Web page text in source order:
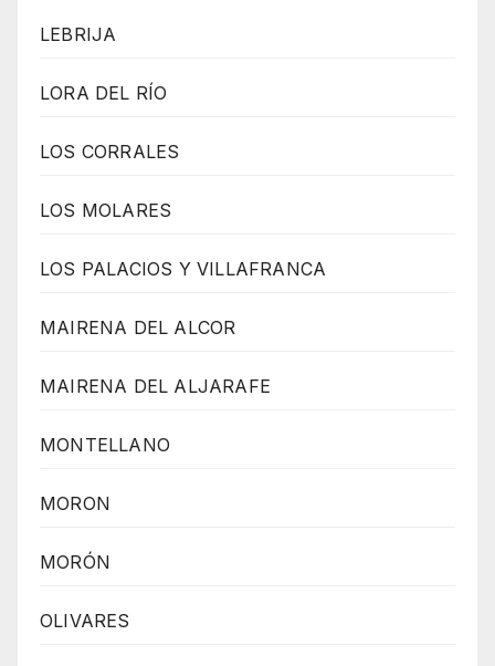
LEBRIJA
LORA DEL RÍO
LOS CORRALES
LOS MOLARES
LOS PALACIOS Y VILLAFRANCA
MAIRENA DEL ALCOR
MAIRENA DEL ALJARAFE
MONTELLANO
MORON
MORÓN
OLIVARES